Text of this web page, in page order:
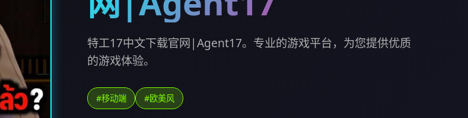
特工17中文下载官网|Agent17。专业的游戏平台，为您提供优质
的游戏体验。
#移动端 #欧美风